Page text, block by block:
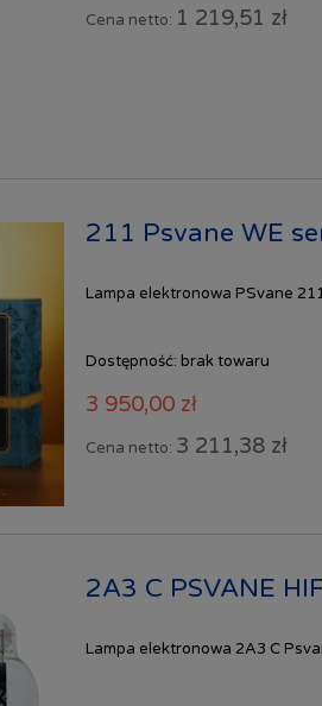
Cena netto: 1 219,51 zł
211 Psvane WE
Lampa elektronowa PSvane
Dostępność: brak towaru
3 950,00 zł
Cena netto: 3 211,38 zł
2A3 C PSVANE
Lampa elektronowa 2A3 C